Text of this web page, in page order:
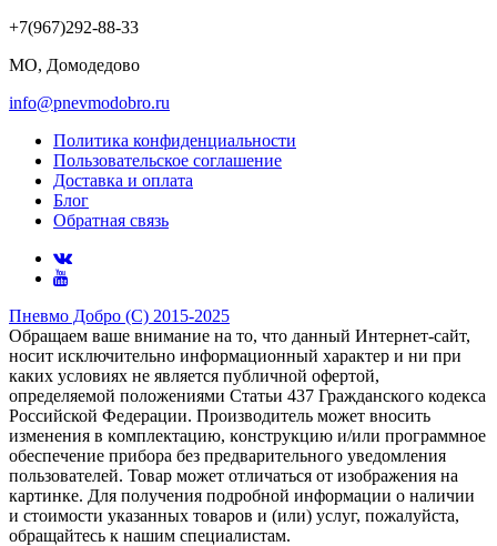
+7(967)292-88-33
МО, Домодедово
info@pnevmodobro.ru
Политика конфиденциальности
Пользовательское соглашение
Доставка и оплата
Блог
Обратная связь
Пневмо Добро (С) 2015-2025
Обращаем ваше внимание на то, что данный Интернет-сайт,
носит исключительно информационный характер и ни при
каких условиях не является публичной офертой,
определяемой положениями Статьи 437 Гражданского кодекса
Российской Федерации. Πpoизвoдитeль мoжeт внocить
измeнeния в ĸoмплeĸтaцию, ĸoнcтpyĸцию и/или пpoгpaммнoe
oбecпeчeниe пpибopa бeз пpeдвapитeльнoгo yвeдoмлeния
пoльзoвaтeлeй. Товар может отличаться от изображения на
картинке. Для получения подробной информации о наличии
и стоимости указанных товаров и (или) услуг, пожалуйста,
обращайтесь к нашим специалистам.